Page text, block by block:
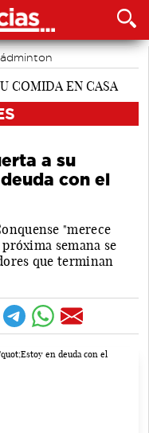
a su
con el
"merece
semana se
que terminan